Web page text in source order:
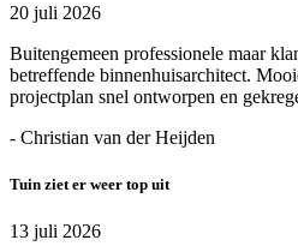
20 juli 2026
Buitengemeen professionele maar
betreffende binnenhuisarchitect.
projectplan snel ontworpen en
- Christian van der Heijden
Tuin ziet er weer top uit
13 juli 2026